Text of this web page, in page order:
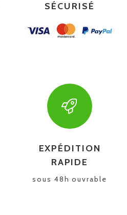
SÉCURISÉ
EXPÉDITION
RAPIDE
sous 48h ouvrable